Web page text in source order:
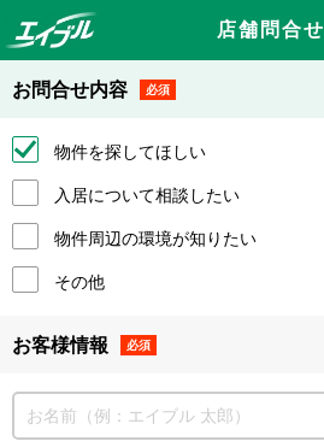
店舗問合せ
お問合せ内容 必須
物件を探してほしい
入居について相談したい
物件周辺の環境が知りたい
その他
お客様情報 必須